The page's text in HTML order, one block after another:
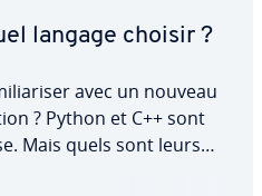
langage choisir ?
avec un nouveau
? Python et C++ sont
Mais quels sont leurs